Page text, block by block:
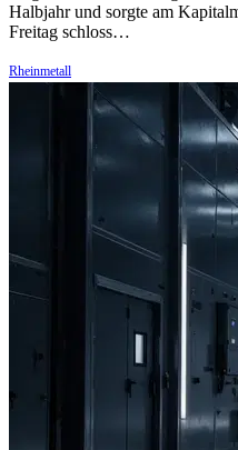
Halbjahr und sorgte am
Freitag schloss…
Rheinmetall